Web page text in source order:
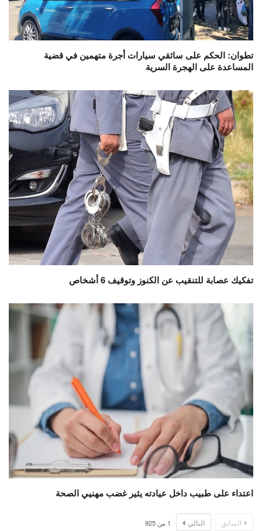
تطوان: الحكم على سائقي سيارات أجرة متهمين في قضية
المساعدة على الهجرة السرية
تفكيك عصابة للتنقيب عن الكنوز وتوقيف 6 أشخاص
اعتداء على طبيب داخل عيادته يثير غضب مهنيي الصحة
السابق التالي 1 من 925